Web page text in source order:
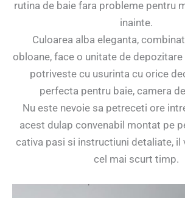
rutina de baie fara probleme pentru
inainte.
Culoarea alba eleganta,
obloane, face o unitate de
potriveste cu usurinta cu orice
perfecta pentru baie, camera
Nu este nevoie sa petreceti ore
acest dulap convenabil montat pe
cativa pasi si instructiuni detaliate, il
cel mai scurt timp.